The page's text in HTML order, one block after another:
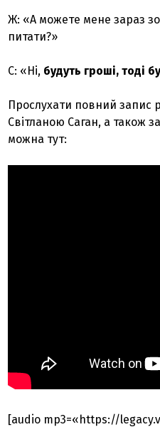
Ж: «А можете мене зараз
питати?»
С: «Ні, будуть гроші, тоді
Прослухати повний запис
Світланою Саган, а також
можна тут:
[audio mp3=«https://